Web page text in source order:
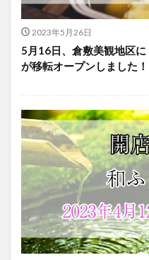
2023年5月26日
5月16日、倉敷美観地区
が移転オープンしました！